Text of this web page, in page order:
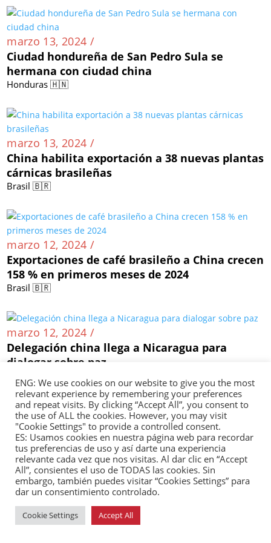
marzo 13, 2024 /
Ciudad hondureña de San Pedro Sula se
hermana con ciudad china
Honduras 🇭🇳
marzo 13, 2024 /
China habilita exportación a 38 nuevas plantas
cárnicas brasileñas
Brasil 🇧🇷
marzo 12, 2024 /
Exportaciones de café brasileño a China crecen
158 % en primeros meses de 2024
Brasil 🇧🇷
marzo 12, 2024 /
Delegación china llega a Nicaragua para
dialogar sobre paz
marzo 11, 2024 /
Inversión china en México supera por 10 el
registro oficial
México 🇲🇽
marzo 08, 2024 /
ENG: We use cookies on our website to give you the most
relevant experience by remembering your preferences
and repeat visits. By clicking “Accept All”, you consent to
the use of ALL the cookies. However, you may visit
"Cookie Settings" to provide a controlled consent.
ES: Usamos cookies en nuestra página web para recordar
tus preferencias de uso y así darte una experiencia
relevante cada vez que nos visitas. Al dar clic en “Accept
All”, consientes el uso de TODAS las cookies. Sin
embargo, también puedes visitar “Cookies Settings” para
dar un consentimiento controlado.
Cookie Settings Accept All